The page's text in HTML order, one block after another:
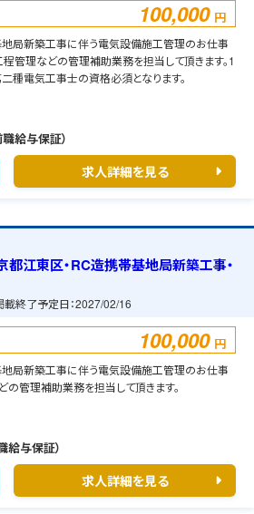
100,000 円
局新築工事に伴う電気設備施工管理のお仕事
程管理などの管理補助業務を担当して頂きます。1
種電気工事士の資格必須となります。
給与保証）
求人詳細を見る
都江東区・RC造携帯基地局新築工事・
載終了予定日：2027/02/16
100,000 円
局新築工事に伴う電気設備施工管理のお仕事
の管理補助業務を担当して頂きます。
給与保証）
求人詳細を見る